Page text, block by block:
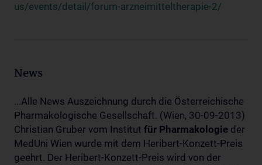
us/events/detail/forum-arzneimitteltherapie-2/
News
...Alle News Auszeichnung durch die Österreichische
Pharmakologische Gesellschaft. (Wien, 30-09-2013)
Christian Gruber vom Institut für Pharmakologie der
MedUni Wien wurde mit dem Heribert-Konzett-Preis
geehrt. Der Heribert-Konzett-Preis wird von der